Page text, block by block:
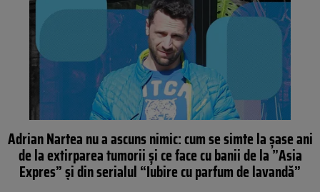
Adrian Nartea nu a ascuns nimic: cum se simte la șase ani
de la extirparea tumorii și ce face cu banii de la ”Asia
Expres” și din serialul “Iubire cu parfum de lavandă”